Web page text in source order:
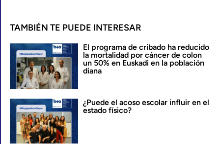
TAMBIÉN TE PUEDE INTERESAR
El programa de cribado ha reducido
la mortalidad por cáncer de colon
un 50% en Euskadi en la población
diana
¿Puede el acoso escolar influir en el
estado físico?